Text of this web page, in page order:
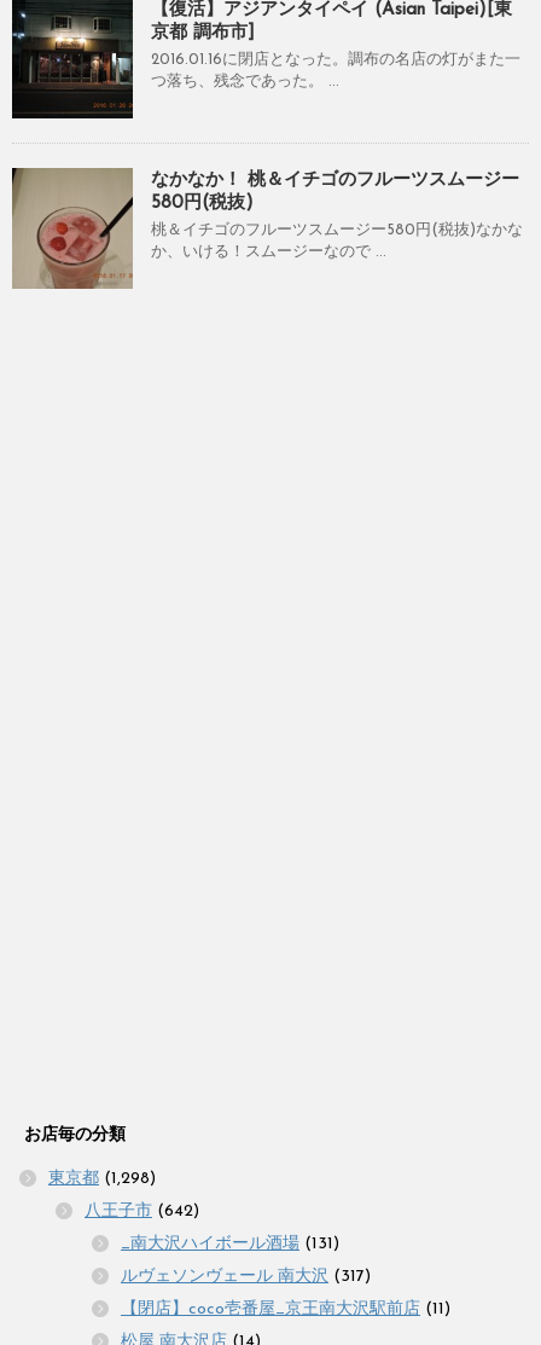
【復活】アジアンタイペイ (Asian Taipei)[東
京都 調布市]
2016.01.16に閉店となった。調布の名店の灯がまた一
つ落ち、残念であった。 ...
なかなか！ 桃＆イチゴのフルーツスムージー
580円(税抜)
桃＆イチゴのフルーツスムージー580円(税抜)なかな
か、いける！スムージーなので ...
お店毎の分類
東京都 (1,298)
八王子市 (642)
_南大沢ハイボール酒場 (131)
ルヴェソンヴェール 南大沢 (317)
【閉店】coco壱番屋_京王南大沢駅前店 (11)